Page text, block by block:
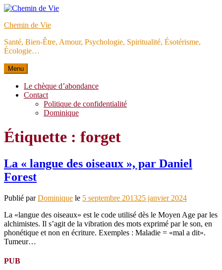
Aller
contenu
Chemin de Vie
Santé, Bien-Être, Amour, Psychologie, Spiritualité, Ésotérisme,
Écologie…
Menu
Le chèque d’abondance
Contact
Politique de confidentialité
Dominique
Étiquette : forget
La « langue des oiseaux », par Daniel
Forest
Publié parDominique le 5 septembre 201325 janvier 2024
La «langue des oiseaux» est le code utilisé dès le Moyen Age par les
alchimistes. Il s’agit de la vibration des mots exprimé par le son, en
phonétique et non en écriture. Exemples : Maladie = «mal a dit».
Tumeur…
PUB